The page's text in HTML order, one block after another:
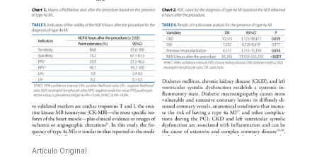
Artículo Original